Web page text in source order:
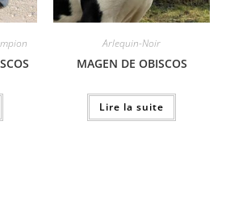
Arlequin-Noir
MAGEN DE OBISCOS
Lire la suite